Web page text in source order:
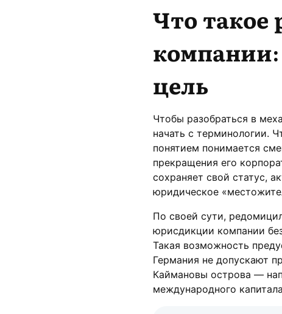
Что
компании:
цель
Чтобы разобраться в
начать с терминологии.
понятием понимается
прекращения его
сохраняет свой статус,
юридическое
По своей сути,
юрисдикции компании
Такая возможность
Германия не допускают
Каймановы острова —
международного